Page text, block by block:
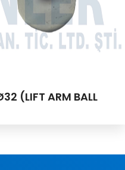
(LIFT ARM BALL